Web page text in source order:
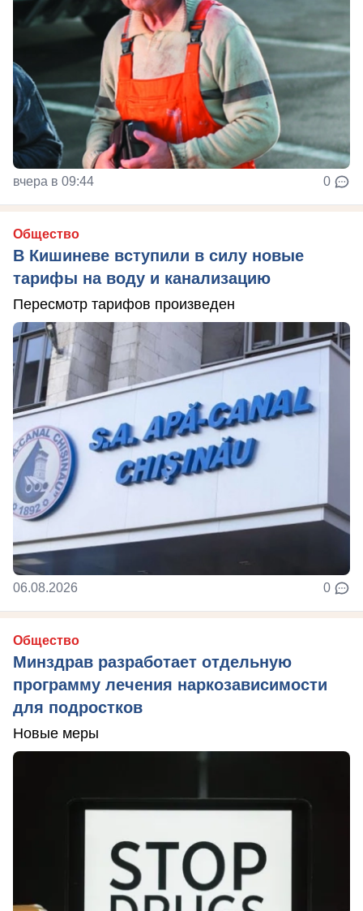
вчера в 09:44 0
Общество
В Кишиневе вступили в силу новые
тарифы на воду и канализацию
Пересмотр тарифов произведен
06.08.2026 0
Общество
Минздрав разработает отдельную
программу лечения наркозависимости
для подростков
Новые меры